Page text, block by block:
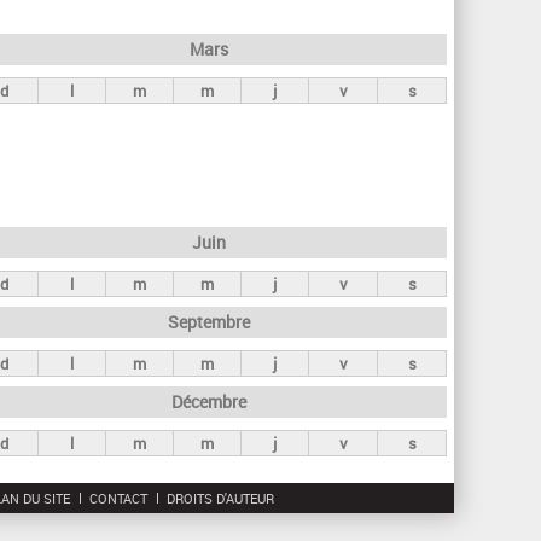
r
c
Mars
d l m m j v s
Juin
d l m m j v s
Septembre
d l m m j v s
Décembre
d l m m j v s
DU SITE CONTACT DROITS D'AUTEUR